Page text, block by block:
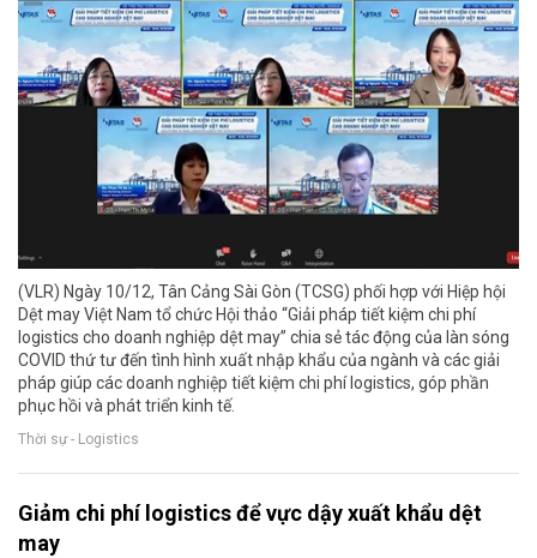
(VLR) Ngày 10/12, Tân Cảng Sài Gòn (TCSG) phối hợp với Hiệp hội
Dệt may Việt Nam tổ chức Hội thảo “Giải pháp tiết kiệm chi phí
logistics cho doanh nghiệp dệt may” chia sẻ tác động của làn sóng
COVID thứ tư đến tình hình xuất nhập khẩu của ngành và các giải
pháp giúp các doanh nghiệp tiết kiệm chi phí logistics, góp phần
phục hồi và phát triển kinh tế.
Thời sự - Logistics
Giảm chi phí logistics để vực dậy xuất khẩu dệt
may